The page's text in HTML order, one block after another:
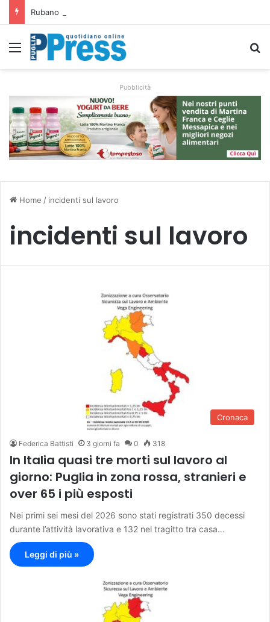
Menu
Pubblicità
Home / incidenti sul lavoro
incidenti sul lavoro
Cronaca
Federica Battisti 3 giorni fa 0 318
In Italia quasi tre morti sul lavoro al
giorno: Puglia in zona rossa, stranieri e
over 65 i più esposti
Nei primi sei mesi del 2026 sono stati registrati 350 decessi
durante l’attività lavorativa e 132 nel tragitto tra casa…
Leggi di più »